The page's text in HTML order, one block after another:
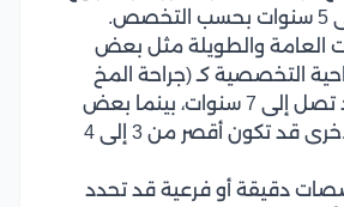
العامة والطويلة مثل بعض
التخصصية كـ (جراحة المخ
والأعصاب) قد تصل إلى 7 سنوات، بينما بعض
التخصصات الأخرى قد تكون أقصر من 3 إلى 4
دقيقة أو فرعية قد تحدد